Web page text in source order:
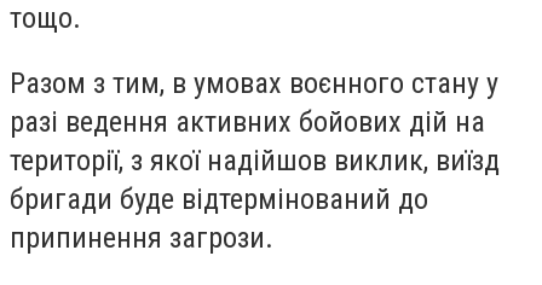
тощо.
Разом з тим, в умовах воєнного стану у
разі ведення активних бойових дій на
території, з якої надійшов виклик, виїзд
бригади буде відтермінований до
припинення загрози.